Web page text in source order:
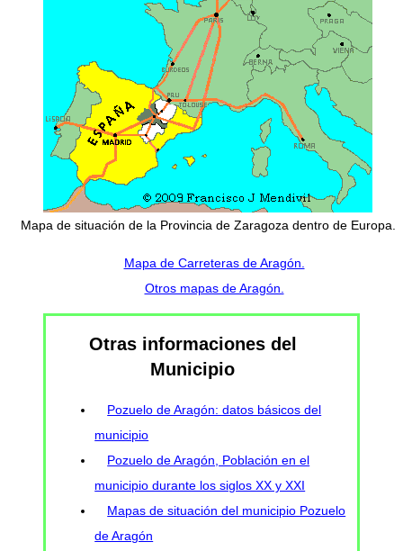
Mapa de situación de la Provincia de Zaragoza dentro de Europa.
Mapa de Carreteras de Aragón.
Otros mapas de Aragón.
Otras informaciones del
Municipio
Pozuelo de Aragón: datos básicos del
municipio
Pozuelo de Aragón, Población en el
municipio durante los siglos XX y XXI
Mapas de situación del municipio Pozuelo
de Aragón